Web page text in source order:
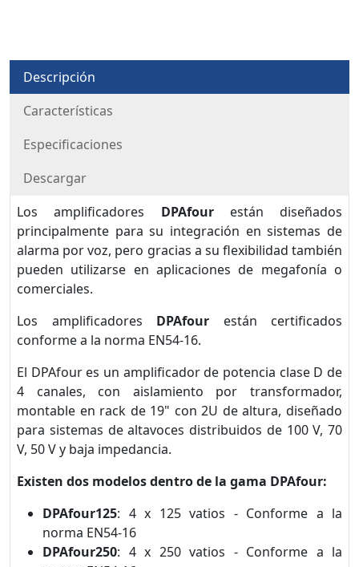
Descripción
Características
Especificaciones
Descargar
Los amplificadores DPAfourestán diseñados
principalmente para su integración en sistemas de
alarma por voz, pero gracias a su flexibilidad también
pueden utilizarse en aplicaciones de megafonía o
comerciales.
Los amplificadores DPAfour están certificados
conforme a la norma EN54-16.
El DPAfour es un amplificador de potencia clase D de
4 canales, con aislamiento por transformador,
montable en rack de 19" con 2U de altura, diseñado
para sistemas de altavoces distribuidos de 100 V, 70
V, 50 V y baja impedancia.
Existen dos modelos dentro de la gama DPAfour:
DPAfour125: 4 x 125 vatios - Conforme a la
norma EN54-16
DPAfour250: 4 x 250 vatios - Conforme a la